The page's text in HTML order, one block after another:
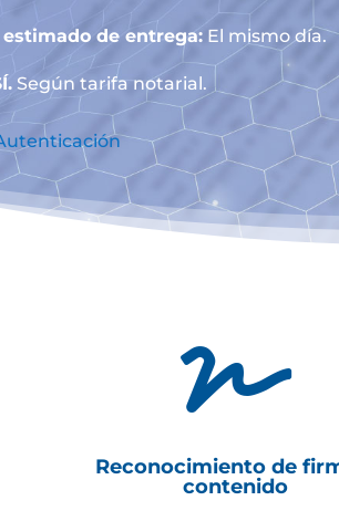
de entrega:El mismo día.
Según tarifa notarial.

Reconocimiento de
contenido